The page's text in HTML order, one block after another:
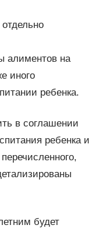
алиментов на
иного
ребенка.
в соглашении
ребенка и
будет